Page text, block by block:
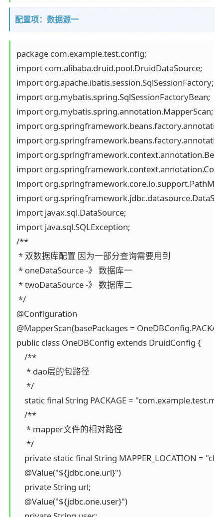
配置项：数据源一
package com.example.test.config;
import com.alibaba.druid.pool.DruidDataSource;
import org.apache.ibatis.session.SqlSessionFactory;
import org.mybatis.spring.SqlSessionFactoryBean;
import org.mybatis.spring.annotation.MapperScan;
import
import
import
import
import
import
import javax.sql.DataSource;
import java.sql.SQLException;
/**
* 双数据库配置 因为一部分查询需要用到
* oneDataSource -》 数据库一
* twoDataSource -》 数据库二
*/
@Configuration
@MapperScan(basePackages =
public class OneDBConfig extends DruidConfig {
    /**
     * dao层的包路径
     */
static final String PACKAGE =
    /**
     * mapper文件的相对路径
     */
private static final String MAPPER_LOCATION =
    @Value("${jdbc.one.url}")
    private String url;
    @Value("${jdbc.one.user}")